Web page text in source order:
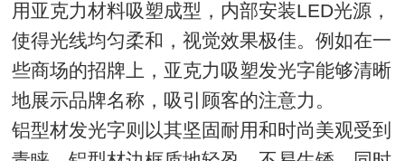
用亚克力材料吸塑成型，内部安装LED光源，
使得光线均匀柔和，视觉效果极佳。例如在一
些商场的招牌上，亚克力吸塑发光字能够清晰
地展示品牌名称，吸引顾客的注意力。
铝型材发光字则以其坚固耐用和时尚美观受到